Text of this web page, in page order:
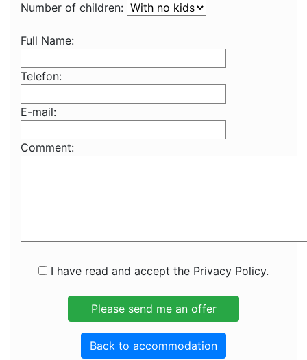
Number of children:
Full Name:
Telefon:
E-mail:
Comment:
I have read and accept the Privacy Policy.
Back to accommodation